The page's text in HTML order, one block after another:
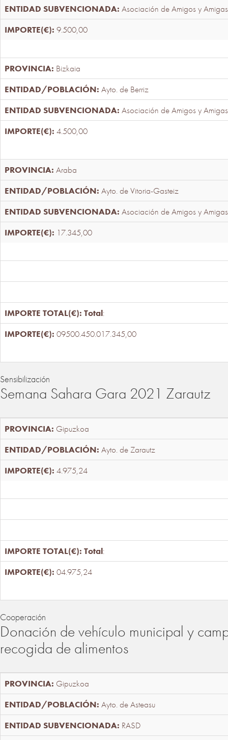
Asociación de Amigos y
9.500,00
Bizkaia
Ayto. de Berriz
Asociación de Amigos y
4.500,00
Araba
Ayto. de Vitoria-Gasteiz
Asociación de Amigos y
17.345,00
Total:
09500.450.017.345,00
Sensibilización
Semana Sahara Gara 2021 Zarautz
Gipuzkoa
Ayto. de Zarautz
4.975,24
Total:
04.975,24
Cooperación
Donación de vehículo municipal y
recogida de alimentos
Gipuzkoa
Ayto. de Asteasu
RASD